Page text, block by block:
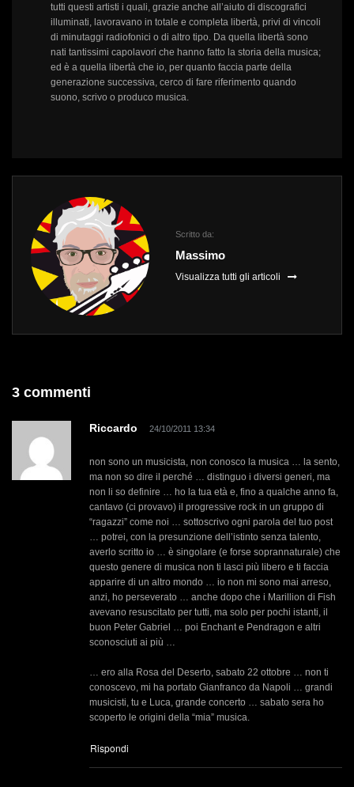
tutti questi artisti i quali, grazie anche all’aiuto di discografici
illuminati, lavoravano in totale e completa libertà, privi di vincoli
di minutaggi radiofonici o di altro tipo. Da quella libertà sono
nati tantissimi capolavori che hanno fatto la storia della musica;
ed è a quella libertà che io, per quanto faccia parte della
generazione successiva, cerco di fare riferimento quando
suono, scrivo o produco musica.
Scritto da:
Massimo
Visualizza tutti gli articoli
3 commenti
Riccardo 24/10/2011 13:34
non sono un musicista, non conosco la musica … la sento,
ma non so dire il perché … distinguo i diversi generi, ma
non li so definire … ho la tua età e, fino a qualche anno fa,
cantavo (ci provavo) il progressive rock in un gruppo di
“ragazzi” come noi … sottoscrivo ogni parola del tuo post
… potrei, con la presunzione dell’istinto senza talento,
averlo scritto io … è singolare (e forse soprannaturale) che
questo genere di musica non ti lasci più libero e ti faccia
apparire di un altro mondo … io non mi sono mai arreso,
anzi, ho perseverato … anche dopo che i Marillion di Fish
avevano resuscitato per tutti, ma solo per pochi istanti, il
buon Peter Gabriel … poi Enchant e Pendragon e altri
sconosciuti ai più …
… ero alla Rosa del Deserto, sabato 22 ottobre … non ti
conoscevo, mi ha portato Gianfranco da Napoli … grandi
musicisti, tu e Luca, grande concerto … sabato sera ho
scoperto le origini della “mia” musica.
Rispondi